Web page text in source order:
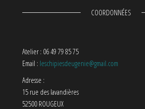
COORDONNÉES
Atelier : 06 49 79 85 75
Email : leschipiesdeugenie@gmail.com
Adresse :
15 rue des lavandières
52500 ROUGEUX